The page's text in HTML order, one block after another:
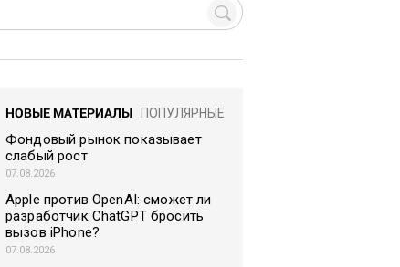
НОВЫЕ МАТЕРИАЛЫ ПОПУЛЯРНЫЕ
Фондовый рынок показывает
слабый рост
07.08.2026
Apple против OpenAI: сможет ли
разработчик ChatGPT бросить
вызов iPhone?
07.08.2026